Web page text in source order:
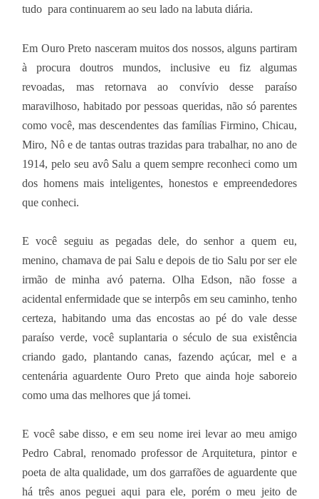
tudo para continuarem ao seu lado na labuta diária.
Em Ouro Preto nasceram muitos dos nossos, alguns partiram
à procura doutros mundos, inclusive eu fiz algumas
revoadas, mas retornava ao convívio desse paraíso
maravilhoso, habitado por pessoas queridas, não só parentes
como você, mas descendentes das famílias Firmino, Chicau,
Miro, Nô e de tantas outras trazidas para trabalhar, no ano de
1914, pelo seu avô Salu a quem sempre reconheci como um
dos homens mais inteligentes, honestos e empreendedores
que conheci.
E você seguiu as pegadas dele, do senhor a quem eu,
menino, chamava de pai Salu e depois de tio Salu por ser ele
irmão de minha avó paterna. Olha Edson, não fosse a
acidental enfermidade que se interpôs em seu caminho, tenho
certeza, habitando uma das encostas ao pé do vale desse
paraíso verde, você suplantaria o século de sua existência
criando gado, plantando canas, fazendo açúcar, mel e a
centenária aguardente Ouro Preto que ainda hoje saboreio
como uma das melhores que já tomei.
E você sabe disso, e em seu nome irei levar ao meu amigo
Pedro Cabral, renomado professor de Arquitetura, pintor e
poeta de alta qualidade, um dos garrafões de aguardente que
há três anos peguei aqui para ele, porém o meu jeito de